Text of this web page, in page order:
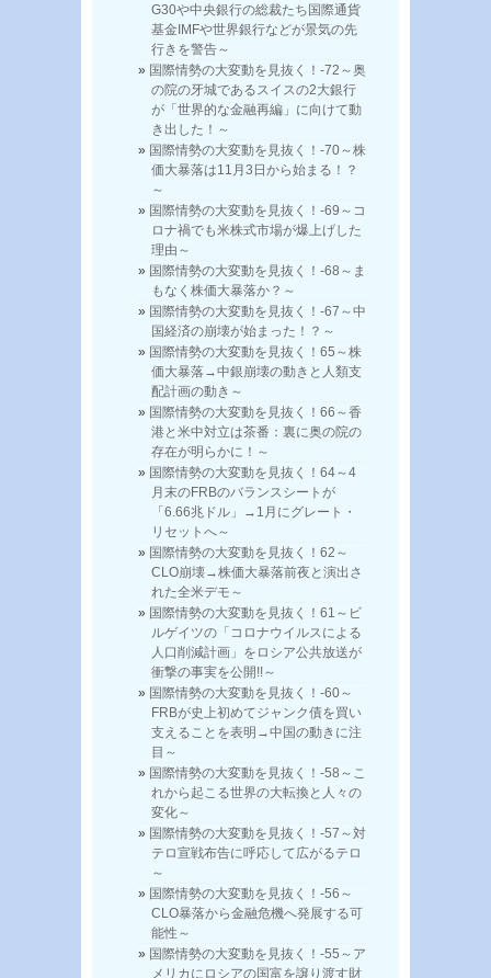
G30や中央銀行の総裁たち国際通貨
基金IMFや世界銀行などが景気の先
行きを警告～
国際情勢の大変動を見抜く！-72～奥
の院の牙城であるスイスの2大銀行
が「世界的な金融再編」に向けて動
き出した！～
国際情勢の大変動を見抜く！-70～株
価大暴落は11月3日から始まる！？
～
国際情勢の大変動を見抜く！-69～コ
ロナ禍でも米株式市場が爆上げした
理由～
国際情勢の大変動を見抜く！-68～ま
もなく株価大暴落か？～
国際情勢の大変動を見抜く！-67～中
国経済の崩壊が始まった！？～
国際情勢の大変動を見抜く！65～株
価大暴落→中銀崩壊の動きと人類支
配計画の動き～
国際情勢の大変動を見抜く！66～香
港と米中対立は茶番：裏に奥の院の
存在が明らかに！～
国際情勢の大変動を見抜く！64～4
月末のFRBのバランスシートが
「6.66兆ドル」→1月にグレート・
リセットへ～
国際情勢の大変動を見抜く！62～
CLO崩壊→株価大暴落前夜と演出さ
れた全米デモ～
国際情勢の大変動を見抜く！61～ビ
ルゲイツの「コロナウイルスによる
人口削減計画」をロシア公共放送が
衝撃の事実を公開!!～
国際情勢の大変動を見抜く！-60～
FRBが史上初めてジャンク債を買い
支えることを表明→中国の動きに注
目～
国際情勢の大変動を見抜く！-58～こ
れから起こる世界の大転換と人々の
変化～
国際情勢の大変動を見抜く！-57～対
テロ宣戦布告に呼応して広がるテロ
～
国際情勢の大変動を見抜く！-56～
CLO暴落から金融危機へ発展する可
能性～
国際情勢の大変動を見抜く！-55～ア
メリカにロシアの国富を譲り渡す財